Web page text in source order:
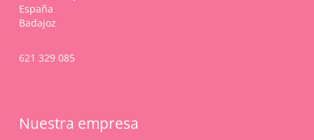
España
Badajoz
621 329 085
Nuestra empresa